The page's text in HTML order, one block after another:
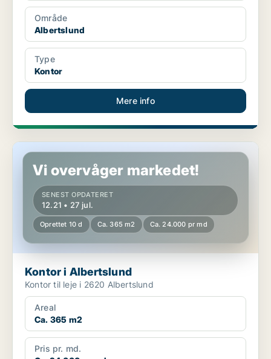
Område
Albertslund
Type
Kontor
Mere info
Kontor i Albertslund
Vi overvåger markedet!
SENEST OPDATERET
12.21 • 27 jul.
Oprettet 10 d Ca. 365 m2 Ca. 24.000 pr md
Kontor i Albertslund
Kontor til leje i 2620 Albertslund
Areal
Ca. 365 m2
Pris pr. md.